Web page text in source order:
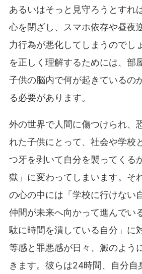
あるいはそっと見守ろうとすれ
心を閉ざし、スマホ依存や昼夜
力行為が悪化してしまうのでし
を正しく理解するためには、部
子供の脳内で何が起きているの
る必要があります。
外の世界で人間に傷つけられ、
れた子供にとって、社会や学校
つ牙を剥いて自分を襲ってくる
獄」に変わってしまいます。そ
の心の中には「学校に行けない
仲間が未来へ向かって進んでい
駄に時間を潰している自分」に
等感と罪悪感が日々、澱のよう
きます。彼らは24時間、自分自